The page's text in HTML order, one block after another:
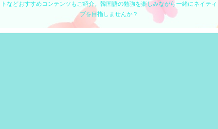
トなどおすすめコンテンツもご紹介。韓国語の勉強を楽しみながら一緒にネイティ
ブを目指しませんか？